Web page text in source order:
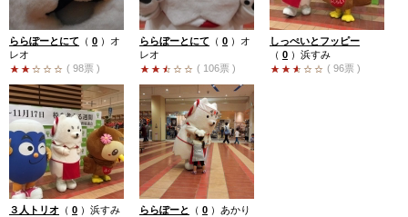
ららぽーとにて （ 0 ） オ
レオ
( 98票 )
ららぼーとにて （ 0 ） オ
レオ
( 106票 )
しっぺいとフッピー
（ 0 ） 浜すみ
( 96票 )
３人トリオ （ 0 ） 浜すみ
ららぽーと （ 0 ） あかり